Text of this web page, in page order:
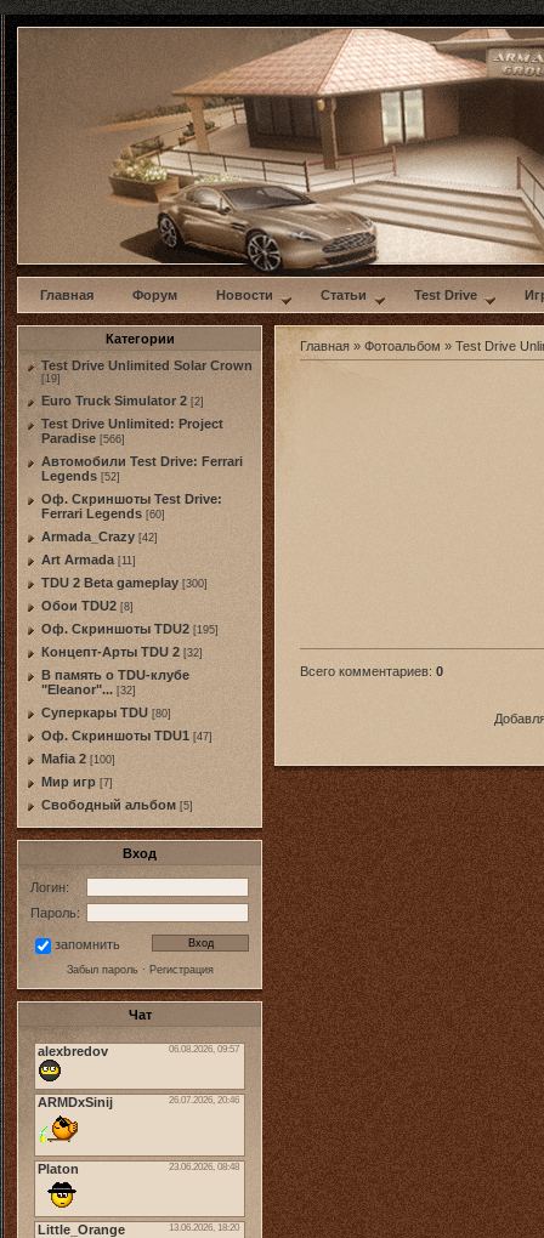
w
Главная Форум Новости Статьи Test Drive
Категории
Test Drive Unlimited Solar Crown
[19]
Euro Truck Simulator 2 [2]
Test Drive Unlimited: Project
Paradise [566]
Автомобили Test Drive: Ferrari
Legends [52]
Оф. Скриншоты Test Drive:
Ferrari Legends [60]
Armada_Crazy [42]
Art Armada [11]
TDU 2 Beta gameplay [300]
Обои TDU2 [8]
Оф. Скриншоты TDU2 [195]
Концепт-Арты TDU 2 [32]
В память о TDU-клубе
"Eleanor"... [32]
Суперкары TDU [80]
Оф. Скриншоты TDU1 [47]
Mafia 2 [100]
Мир игр [7]
Свободный альбом [5]
Вход
Логин:
Пароль:
запомнить
Забыл пароль· Регистрация
Чат
Главная » Фотоальбом » Test Drive
Всего комментариев: 0